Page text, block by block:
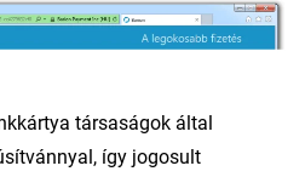
társaságok által
így jogosult